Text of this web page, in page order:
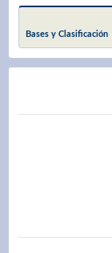
Bases y Clasificación